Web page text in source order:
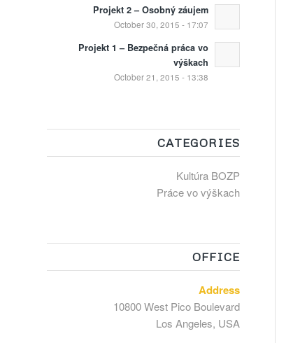
Projekt 2 – Osobný záujem
October 30, 2015 - 17:07
Projekt 1 – Bezpečná práca vo
výškach
October 21, 2015 - 13:38
CATEGORIES
Kultúra BOZP
Práce vo výškach
OFFICE
Address
10800 West Pico Boulevard
Los Angeles, USA